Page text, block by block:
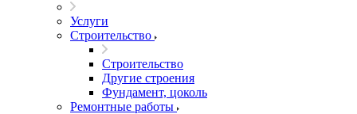
Услуги
Строительство
Строительство
Другие строения
Фундамент, цоколь
Ремонтные работы